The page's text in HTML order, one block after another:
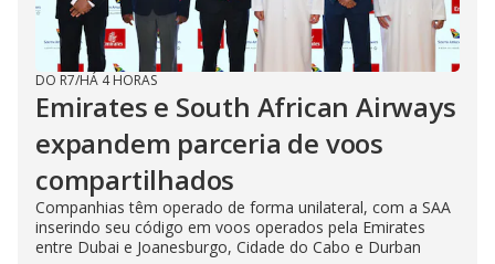
DO R7/HÁ 4 HORAS
Emirates e South African Airways
expandem parceria de voos
compartilhados
Companhias têm operado de forma unilateral, com a SAA
inserindo seu código em voos operados pela Emirates
entre Dubai e Joanesburgo, Cidade do Cabo e Durban